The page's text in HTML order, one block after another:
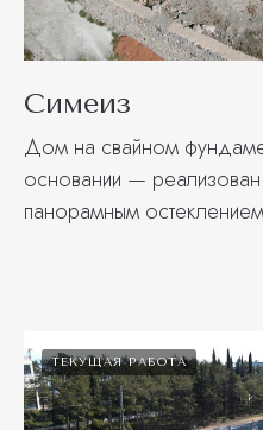
Симеиз
Дом на свайном
основании —
панорамным
ТЕКУЩАЯ РАБОТА